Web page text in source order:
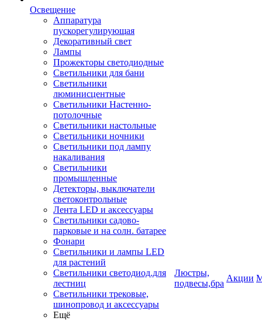
Освещение
Аппаратура
пускорегулирующая
Декоративный свет
Лампы
Прожекторы светодиодные
Светильники для бани
Светильники
люминисцентные
Светильники Настенно-
потолочные
Светильники настольные
Светильники ночники
Светильники под лампу
накаливания
Светильники
промышленные
Детекторы, выключатели
светоконтрольные
Лента LED и аксессуары
Светильники садово-
парковые и на солн. батарее
Фонари
Светильники и лампы LED
для растений
Светильники светодиод.для
лестниц
Светильники трековые,
шинопровод и аксессуары
Ещё
Люстры,
подвесы,бра
Акции